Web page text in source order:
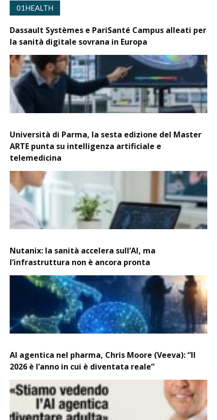
01HEALTH
Dassault Systèmes e PariSanté Campus alleati per
la sanità digitale sovrana in Europa
Università di Parma, la sesta edizione del Master
ARTE punta su intelligenza artificiale e
telemedicina
Nutanix: la sanità accelera sull’AI, ma
l’infrastruttura non è ancora pronta
AI agentica nel pharma, Chris Moore (Veeva): “Il
2026 è l’anno in cui è diventata reale”